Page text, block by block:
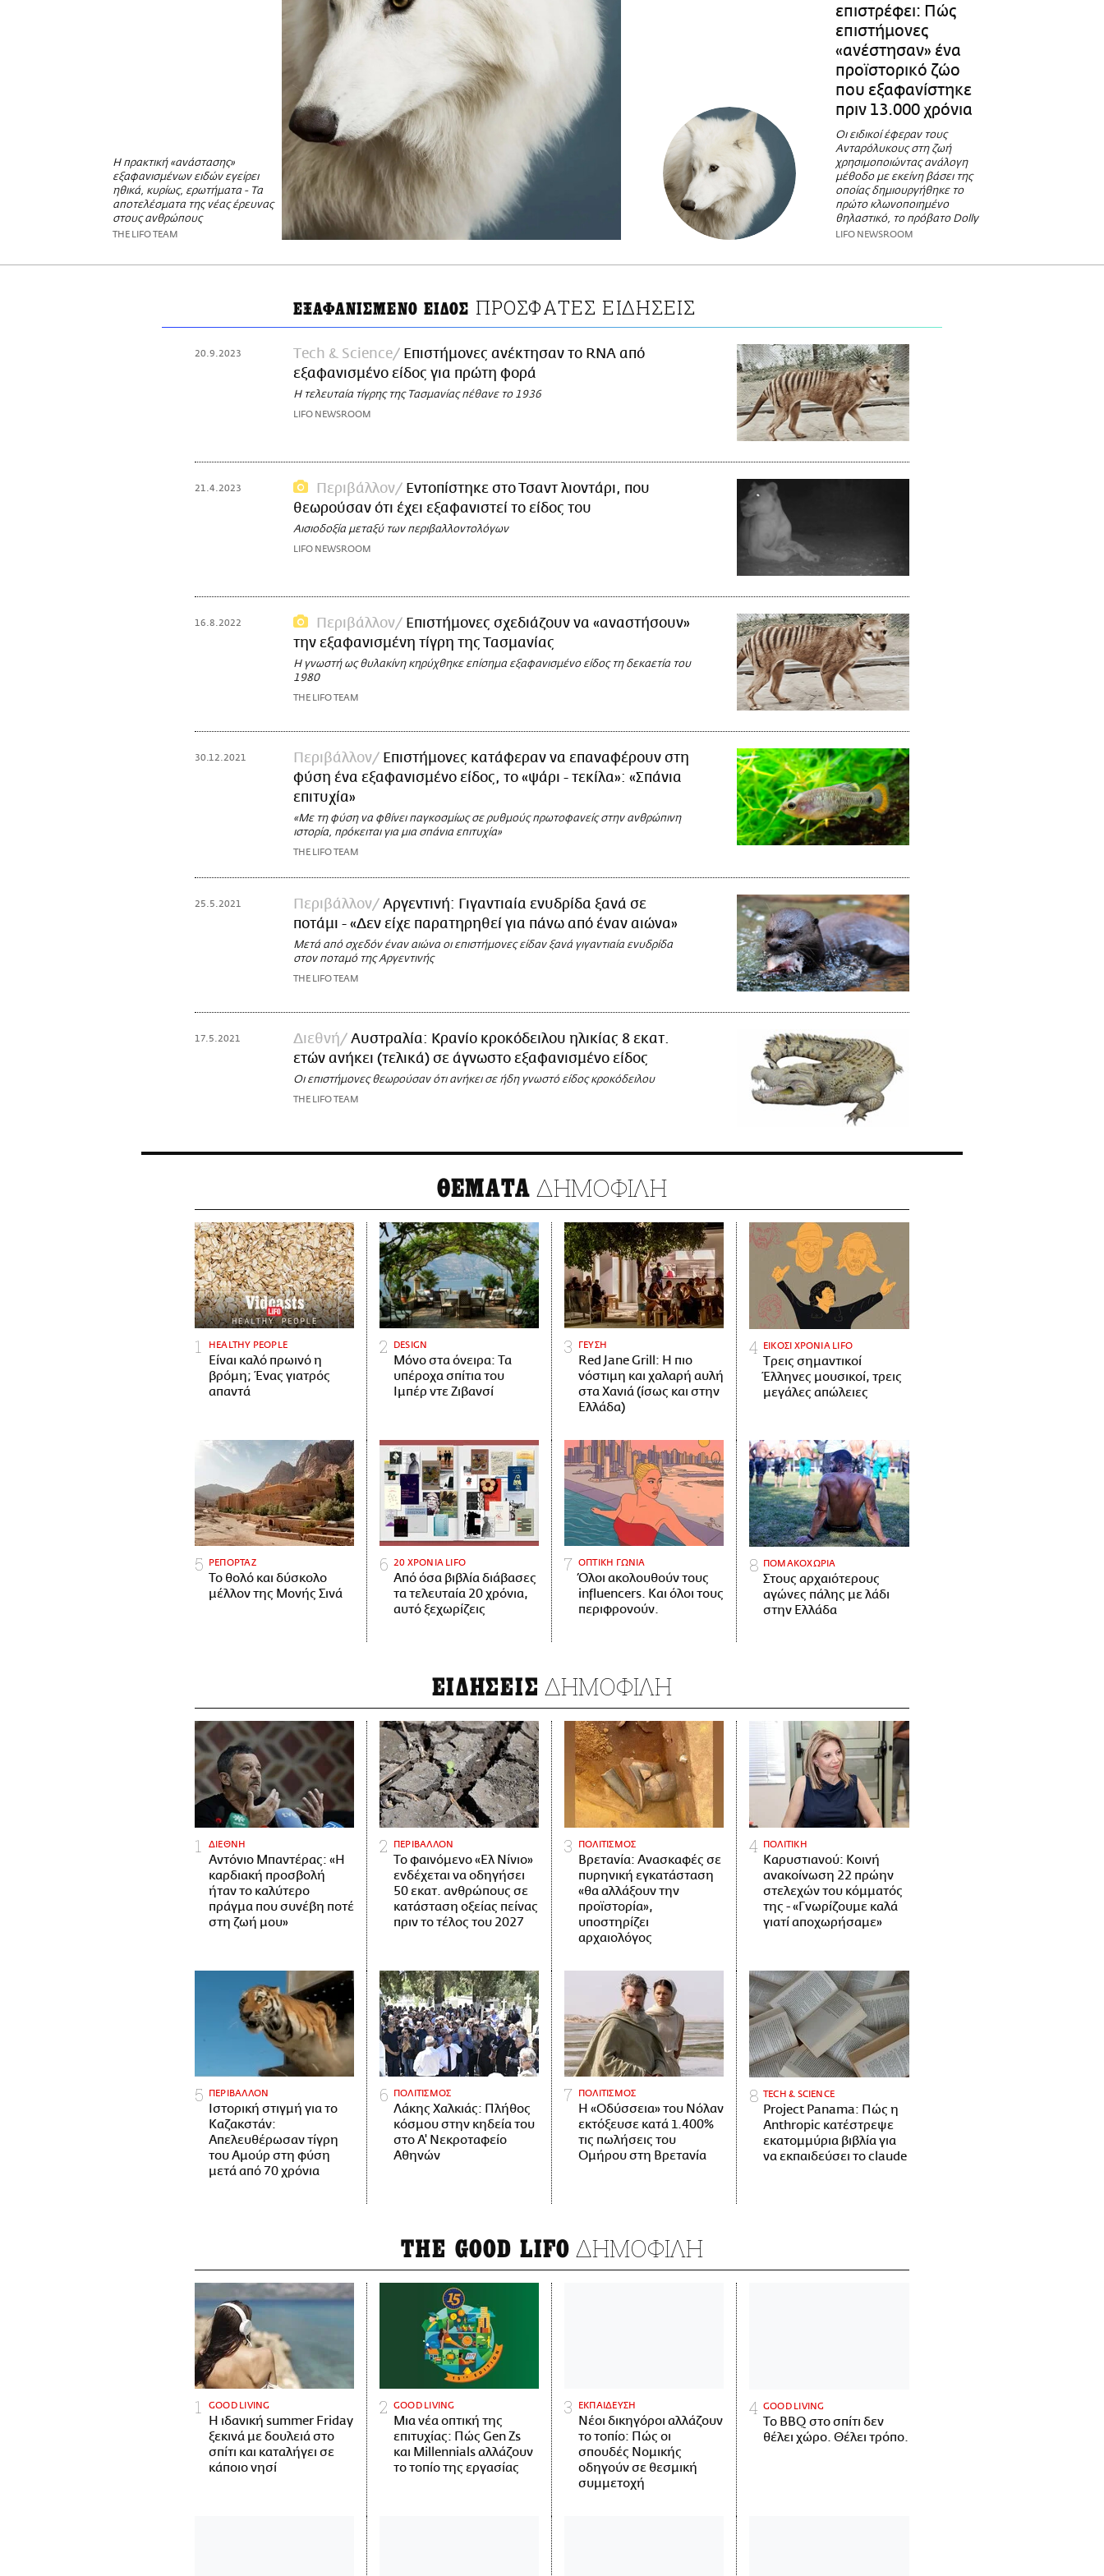
Η πρακτική «ανάστασης»
εξαφανισμένων ειδών εγείρει
ηθικά, κυρίως, ερωτήματα - Τα
αποτελέσματα της νέας έρευνας
στους ανθρώπους
THE LIFO TEAM
επιστρέφει: Πώς
επιστήμονες
«ανέστησαν» ένα
προϊστορικό ζώο
που εξαφανίστηκε
πριν 13.000 χρόνια
Οι ειδικοί έφεραν τους
Ανταρόλυκους στη ζωή
χρησιμοποιώντας ανάλογη
μέθοδο με εκείνη βάσει της
οποίας δημιουργήθηκε το
πρώτο κλωνοποιημένο
θηλαστικό, το πρόβατο Dolly
LIFO NEWSROOM
ΕΞΑΦΑΝΙΣΜΕΝΟ ΕΙΔΟΣ ΠΡΟΣΦΑΤΕΣ ΕΙΔΗΣΕΙΣ
20.9.2023 Τech & Science
Επιστήμονες ανέκτησαν το RNA από
εξαφανισμένο είδος για πρώτη φορά
Η τελευταία τίγρης της Τασμανίας πέθανε το 1936
LIFO NEWSROOM
21.4.2023 Περιβάλλον
Εντοπίστηκε στο Τσαντ λιοντάρι, που
θεωρούσαν ότι έχει εξαφανιστεί το είδος του
Αισιοδοξία μεταξύ των περιβαλλοντολόγων
LIFO NEWSROOM
16.8.2022 Περιβάλλον
Eπιστήμονες σχεδιάζουν να «αναστήσουν»
την εξαφανισμένη τίγρη της Τασμανίας
Η γνωστή ως θυλακίνη κηρύχθηκε επίσημα εξαφανισμένο είδος τη δεκαετία του
1980
THE LIFO TEAM
30.12.2021 Περιβάλλον
Επιστήμονες κατάφεραν να επαναφέρουν στη
φύση ένα εξαφανισμένο είδος, το «ψάρι - τεκίλα»: «Σπάνια
επιτυχία»
«Με τη φύση να φθίνει παγκοσμίως σε ρυθμούς πρωτοφανείς στην ανθρώπινη
ιστορία, πρόκειται για μια σπάνια επιτυχία»
THE LIFO TEAM
25.5.2021 Περιβάλλον
Αργεντινή: Γιγαντιαία ενυδρίδα ξανά σε
ποτάμι - «Δεν είχε παρατηρηθεί για πάνω από έναν αιώνα»
Μετά από σχεδόν έναν αιώνα οι επιστήμονες είδαν ξανά γιγαντιαία ενυδρίδα
στον ποταμό της Αργεντινής
THE LIFO TEAM
17.5.2021 Διεθνή
Αυστραλία: Κρανίο κροκόδειλου ηλικίας 8 εκατ.
ετών ανήκει (τελικά) σε άγνωστο εξαφανισμένο είδος
Οι επιστήμονες θεωρούσαν ότι ανήκει σε ήδη γνωστό είδος κροκόδειλου
THE LIFO TEAM
ΘΕΜΑΤΑ ΔΗΜΟΦΙΛΗ
HEALTHY PEOPLE
Είναι καλό πρωινό η
βρόμη; Ένας γιατρός
απαντά
DESIGN
Μόνο στα όνειρα: Τα
υπέροχα σπίτια του
Ιμπέρ ντε Ζιβανσί
ΓΕΥΣΗ
Red Jane Grill: Η πιο
νόστιμη και χαλαρή αυλή
στα Χανιά (ίσως και στην
Ελλάδα)
ΕΙΚΟΣΙ ΧΡΟΝΙΑ LIFO
Tρεις σημαντικοί
Έλληνες μουσικοί, τρεις
μεγάλες απώλειες
ΡΕΠΟΡΤΑΖ
Το θολό και δύσκολο
μέλλον της Μονής Σινά
20 ΧΡΟΝΙΑ LIFO
Από όσα βιβλία διάβασες
τα τελευταία 20 χρόνια,
αυτό ξεχωρίζεις
ΟΠΤΙΚΗ ΓΩΝΙΑ
Όλοι ακολουθούν τους
influencers. Και όλοι τους
περιφρονούν.
ΠΟΜΑΚΟΧΩΡΙΑ
Στους αρχαιότερους
αγώνες πάλης με λάδι
στην Ελλάδα
ΕΙΔΗΣΕΙΣ ΔΗΜΟΦΙΛΗ
ΔΙΕΘΝΗ
Αντόνιο Μπαντέρας: «Η
καρδιακή προσβολή
ήταν το καλύτερο
πράγμα που συνέβη ποτέ
στη ζωή μου»
ΠΕΡΙΒΑΛΛΟΝ
Το φαινόμενο «Ελ Νίνιο»
ενδέχεται να οδηγήσει
50 εκατ. ανθρώπους σε
κατάσταση οξείας πείνας
πριν το τέλος του 2027
ΠΟΛΙΤΙΣΜΟΣ
Βρετανία: Ανασκαφές σε
πυρηνική εγκατάσταση
«θα αλλάξουν την
προϊστορία»,
υποστηρίζει
αρχαιολόγος
ΠΟΛΙΤΙΚΗ
Καρυστιανού: Κοινή
ανακοίνωση 22 πρώην
στελεχών του κόμματός
της - «Γνωρίζουμε καλά
γιατί αποχωρήσαμε»
ΠΕΡΙΒΑΛΛΟΝ
Ιστορική στιγμή για το
Καζακστάν:
Απελευθέρωσαν τίγρη
του Αμούρ στη φύση
μετά από 70 χρόνια
ΠΟΛΙΤΙΣΜΟΣ
Λάκης Χαλκιάς: Πλήθος
κόσμου στην κηδεία του
στο Α' Νεκροταφείο
Αθηνών
ΠΟΛΙΤΙΣΜΟΣ
Η «Οδύσσεια» του Νόλαν
εκτόξευσε κατά 1.400%
τις πωλήσεις του
Ομήρου στη Βρετανία
ΤECH & SCIENCE
Project Panama: Πώς η
Anthropic κατέστρεψε
εκατομμύρια βιβλία για
να εκπαιδεύσει το claude
THE GOOD LIFO ΔΗΜΟΦΙΛΗ
GOOD LIVING
Η ιδανική summer Friday
ξεκινά με δουλειά στο
σπίτι και καταλήγει σε
κάποιο νησί
GOOD LIVING
Μια νέα οπτική της
επιτυχίας: Πώς Gen Zs
και Millennials αλλάζουν
το τοπίο της εργασίας
ΕΚΠΑΙΔΕΥΣΗ
Νέοι δικηγόροι αλλάζουν
το τοπίο: Πώς οι
σπουδές Νομικής
οδηγούν σε θεσμική
συμμετοχή
GOOD LIVING
Το BBQ στο σπίτι δεν
θέλει χώρο. Θέλει τρόπο.